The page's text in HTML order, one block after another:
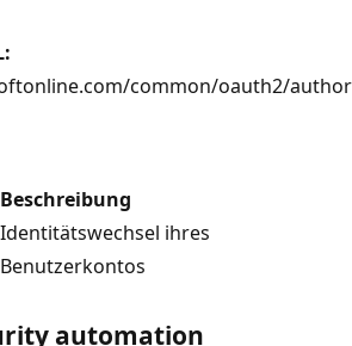
common/oauth2/author
Beschreibung
Identitätswechsel ihres
Benutzerkontos
automation